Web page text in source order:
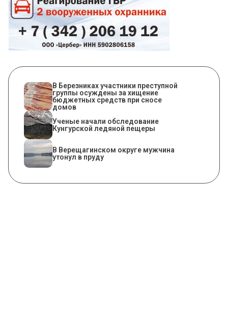
В Березниках участники преступной
группы осуждены за хищение
бюджетных средств при сносе
домов
Ученые начали обследование
Кунгурской ледяной пещеры
В Верещагинском округе мужчина
утонул в пруду